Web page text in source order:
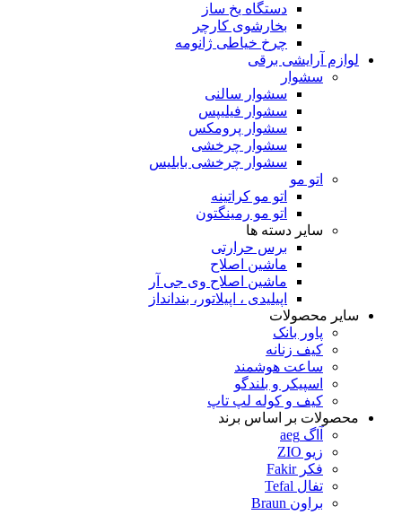
دستگاه یخ ساز
بخارشوی کارچر
چرخ خیاطی ژانومه
لوازم آرایشی برقی
سشوار
سشوار سالنی
سشوار فیلیپس
سشوار پرومکس
سشوار چرخشی
سشوار چرخشی بابلیس
اتو مو
اتو مو کراتینه
اتو مو رمینگتون
سایر دسته ها
برس حرارتی
ماشین اصلاح
ماشین اصلاح وی جی آر
اپیلیدی ، اپیلاتور، بندانداز
سایر محصولات
پاور بانک
کیف زنانه
ساعت هوشمند
اسپیکر و بلندگو
کیف و کوله لپ تاپ
محصولات بر اساس برند
آاگ aeg
زیو ZIO
فکر Fakir
تفال Tefal
براون Braun